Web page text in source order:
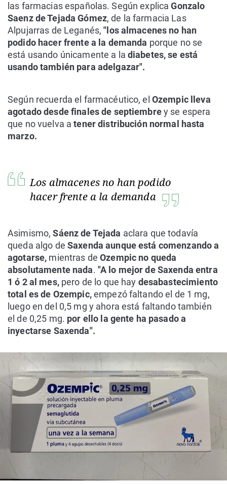
las farmacias españolas. Según explicaGonzalo
Saenz de Tejada Gómez, de la farmacia Las
Alpujarras de Leganés,"los almacenes no han
podido hacer frente a la demanda porque no se
está usando únicamente a la diabetes, se está
usando también para adelgazar".
Según recuerda el farmacéutico, el Ozempic lleva
agotado desde finales de septiembrey se espera
que no vuelva a tener distribución normal hasta
marzo.
Los almacenes no han podido
hacer frente a la demanda
Asimismo, Sáenz de Tejada aclara que todavía
queda algo de Saxenda aunque está comenzando a
agotarse, mientras deOzempic no queda
absolutamente nada. "A lo mejor de Saxenda entra
1 ó 2 al mes,pero de lo que hay desabastecimiento
total es de Ozempic,empezó faltando el de 1 mg,
luego en del 0,5 mg y ahora está faltando también
el de 0,25 mg. por ello la gente ha pasado a
inyectarse Saxenda".